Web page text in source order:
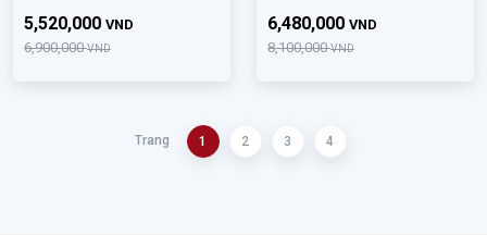
6,900,000VND
5,520,000 VND
8,100,000VND
6,480,000 VND
Trang 1 2 3 4